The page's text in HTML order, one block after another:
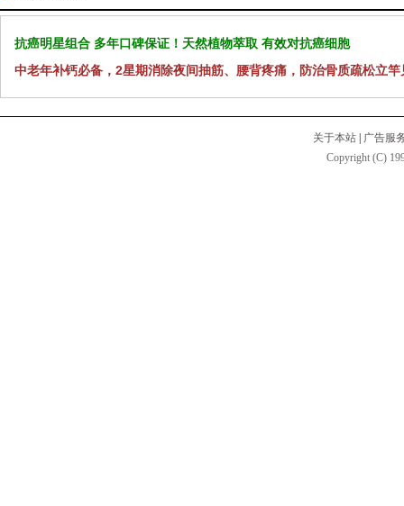
抗癌明星组合 多年口碑保证！天然植物萃取 有效对抗癌细胞
中老年补钙必备，2星期消除夜间抽筋、腰背疼痛，防治骨质疏松立竿
关于本站 | 广告服
Copyright (C)